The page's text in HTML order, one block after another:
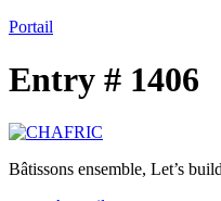
Portail
Entry # 1406
Bâtissons ensemble, Let’s